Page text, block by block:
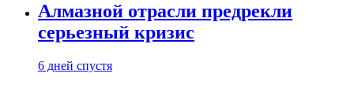
Алмазной отрасли предрекли
серьезный кризис
6 дней спустя